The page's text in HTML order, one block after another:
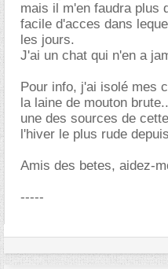
mais il m'en faudra plus
facile d'acces dans
les jours.
J'ai un chat qui n'en a
Pour info, j'ai isolé mes
la laine de mouton
une des sources de
l'hiver le plus rude
Amis des betes, aidez-
-----